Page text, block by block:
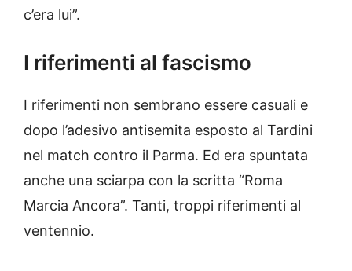
c’era lui”.
I riferimenti al fascismo
I riferimenti non sembrano essere casuali e
dopo l’adesivo antisemita esposto al Tardini
nel match contro il Parma. Ed era spuntata
anche una sciarpa con la scritta “Roma
Marcia Ancora”. Tanti, troppi riferimenti al
ventennio.